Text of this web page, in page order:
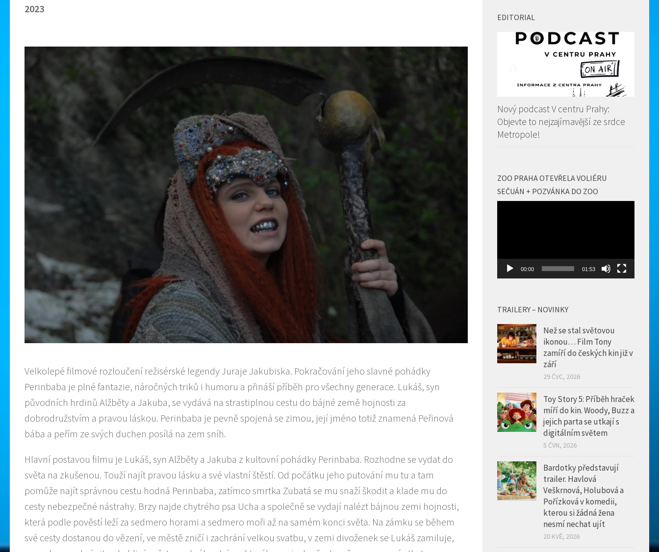
2023
Velkolepé filmové rozloučení režisérské legendy Juraje Jakubiska. Pokračování jeho slavné pohádky
Perinbaba je plné fantazie, náročných triků i humoru a přináší příběh pro všechny generace. Lukáš, syn
původních hrdinů Alžběty a Jakuba, se vydává na strastiplnou cestu do bájné země hojnosti za
dobrodružstvím a pravou láskou. Perinbaba je pevně spojená se zimou, její jméno totiž znamená Peřinová
bába a peřím ze svých duchen posílá na zem sníh.
Hlavní postavou filmu je Lukáš, syn Alžběty a Jakuba z kultovní pohádky Perinbaba. Rozhodne se vydat do
světa na zkušenou. Touží najít pravou lásku a své vlastní štěstí. Od počátku jeho putování mu tu a tam
pomůže najít správnou cestu hodná Perinbaba, zatímco smrtka Zubatá se mu snaží škodit a klade mu do
cesty nebezpečné nástrahy. Brzy najde chytrého psa Ucha a společně se vydají nalézt bájnou zemi hojnosti,
která podle pověstí leží za sedmero horami a sedmero moři až na samém konci světa. Na zámku se během
své cesty dostanou do vězení, ve městě zničí i zachrání velkou svatbu, v zemi divoženek se Lukáš zamiluje,
EDITORIAL
Nový podcast V centru Prahy:
Objevte to nejzajímavější ze srdce
Metropole!
ZOO PRAHA OTEVŘELA VOLIÉRU
SEČUÁN + POZVÁNKA DO ZOO
00:00 01:53
TRAILERY – NOVINKY
Než se stal světovou
ikonou… Film Tony
zamíří do českých kin již v
září
29 ČVC, 2026
Toy Story 5: Příběh hraček
míří do kin. Woody, Buzz a
jejich parta se utkají s
digitálním světem
5 ČVN, 2026
Bardotky představují
trailer. Havlová
Veškrnová, Holubová a
Pořízková v komedii,
kterou si žádná žena
nesmí nechat ujít
20 KVĚ, 2026